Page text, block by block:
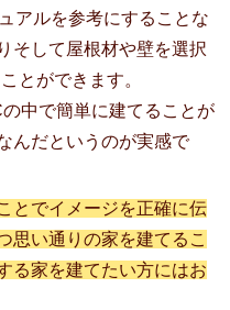
アルを参考にすることな
そして屋根材や壁を選択
とができます。
中で簡単に建てることが
んだというのが実感で
とでイメージを正確に伝
思い通りの家を建てるこ
る家を建てたい方にはお